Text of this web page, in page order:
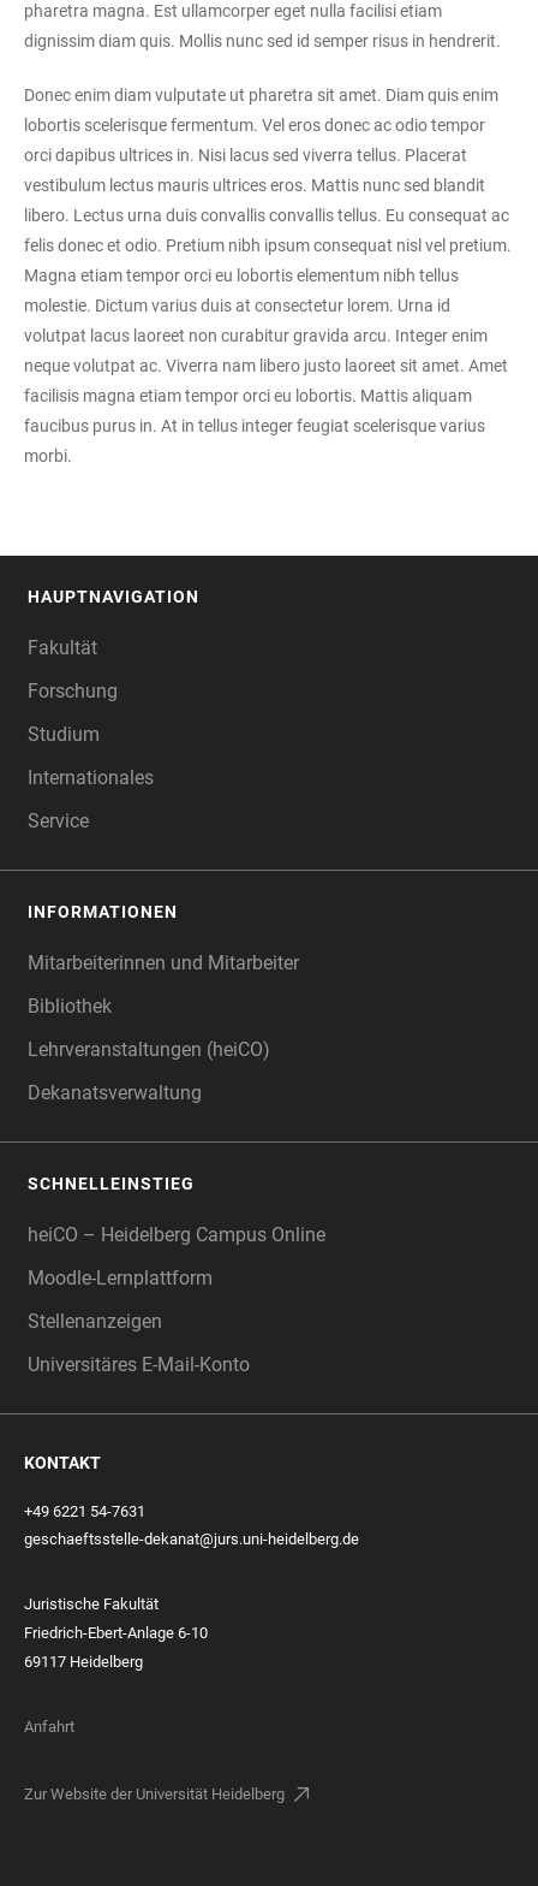
pharetra magna. Est ullamcorper eget nulla facilisi etiam
dignissim diam quis. Mollis nunc sed id semper risus in hendrerit.
Donec enim diam vulputate ut pharetra sit amet. Diam quis enim
lobortis scelerisque fermentum. Vel eros donec ac odio tempor
orci dapibus ultrices in. Nisi lacus sed viverra tellus. Placerat
vestibulum lectus mauris ultrices eros. Mattis nunc sed blandit
libero. Lectus urna duis convallis convallis tellus. Eu consequat ac
felis donec et odio. Pretium nibh ipsum consequat nisl vel pretium.
Magna etiam tempor orci eu lobortis elementum nibh tellus
molestie. Dictum varius duis at consectetur lorem. Urna id
volutpat lacus laoreet non curabitur gravida arcu. Integer enim
neque volutpat ac. Viverra nam libero justo laoreet sit amet. Amet
facilisis magna etiam tempor orci eu lobortis. Mattis aliquam
faucibus purus in. At in tellus integer feugiat scelerisque varius
morbi.
HAUPTNAVIGATION
Fakultät
Forschung
Studium
Internationales
Service
INFORMATIONEN
Mitarbeiterinnen und Mitarbeiter
Bibliothek
Lehrveranstaltungen (heiCO)
Dekanatsverwaltung
SCHNELLEINSTIEG
heiCO – Heidelberg Campus Online
Moodle-Lernplattform
Stellenanzeigen
Universitäres E-Mail-Konto
KONTAKT
+49 6221 54-7631
geschaeftsstelle-dekanat@jurs.uni-heidelberg.de
Juristische Fakultät
Friedrich-Ebert-Anlage 6-10
69117 Heidelberg
Anfahrt
Zur Website der Universität Heidelberg